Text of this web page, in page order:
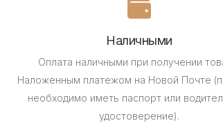
Наличными
Оплата наличными при получении
Наложенным платежом на Новой Почте
необходимо иметь паспорт или
удостоверение).